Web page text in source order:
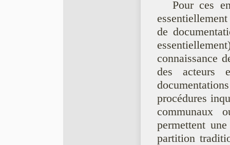
Pour ces
de
connaissance
des acteurs
procédures
communaux
permettent
partition